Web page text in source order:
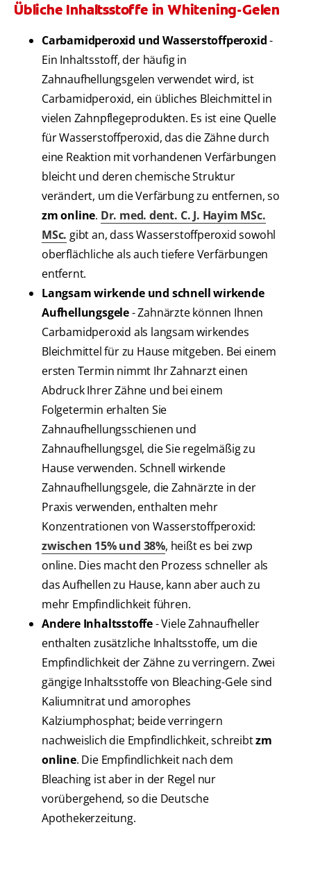
Übliche Inhaltsstoffe in Whitening-Gelen
Carbamidperoxid und Wasserstoffperoxid-
Ein Inhaltsstoff, der häufig in
Zahnaufhellungsgelen verwendet wird, ist
Carbamidperoxid, ein übliches Bleichmittel in
vielen Zahnpflegeprodukten. Es ist eine Quelle
für Wasserstoffperoxid, das die Zähne durch
eine Reaktion mit vorhandenen Verfärbungen
bleicht und deren chemische Struktur
verändert, um die Verfärbung zu entfernen, so
zm online. Dr. med. dent. C. J. Hayim MSc.
MSc. gibt an, dass Wasserstoffperoxid sowohl
oberflächliche als auch tiefere Verfärbungen
entfernt.
Langsam wirkende und schnell wirkende
Aufhellungsgele- Zahnärzte können Ihnen
Carbamidperoxid als langsam wirkendes
Bleichmittel für zu Hause mitgeben. Bei einem
ersten Termin nimmt Ihr Zahnarzt einen
Abdruck Ihrer Zähne und bei einem
Folgetermin erhalten Sie
Zahnaufhellungsschienen und
Zahnaufhellungsgel, die Sie regelmäßig zu
Hause verwenden. Schnell wirkende
Zahnaufhellungsgele, die Zahnärzte in der
Praxis verwenden, enthalten mehr
Konzentrationen von Wasserstoffperoxid:
zwischen 15% und 38%, heißt es bei zwp
online. Dies macht den Prozess schneller als
das Aufhellen zu Hause, kann aber auch zu
mehr Empfindlichkeit führen.
Andere Inhaltsstoffe- Viele Zahnaufheller
enthalten zusätzliche Inhaltsstoffe, um die
Empfindlichkeit der Zähne zu verringern. Zwei
gängige Inhaltsstoffe von Bleaching-Gele sind
Kaliumnitrat und amorophes
Kalziumphosphat; beide verringern
nachweislich die Empfindlichkeit, schreibtzm
online. Die Empfindlichkeit nach dem
Bleaching ist aber in der Regel nur
vorübergehend, so die Deutsche
Apothekerzeitung.